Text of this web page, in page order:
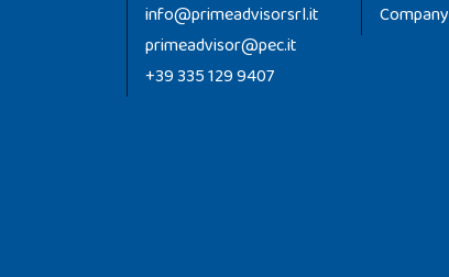
info@primeadvisorsrl.it
primeadvisor@pec.it
+39 335 129 9407